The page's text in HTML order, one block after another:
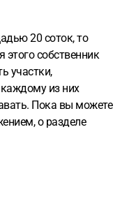
20 соток, то
этого собственник
участки,
из них
Пока вы можете
о разделе